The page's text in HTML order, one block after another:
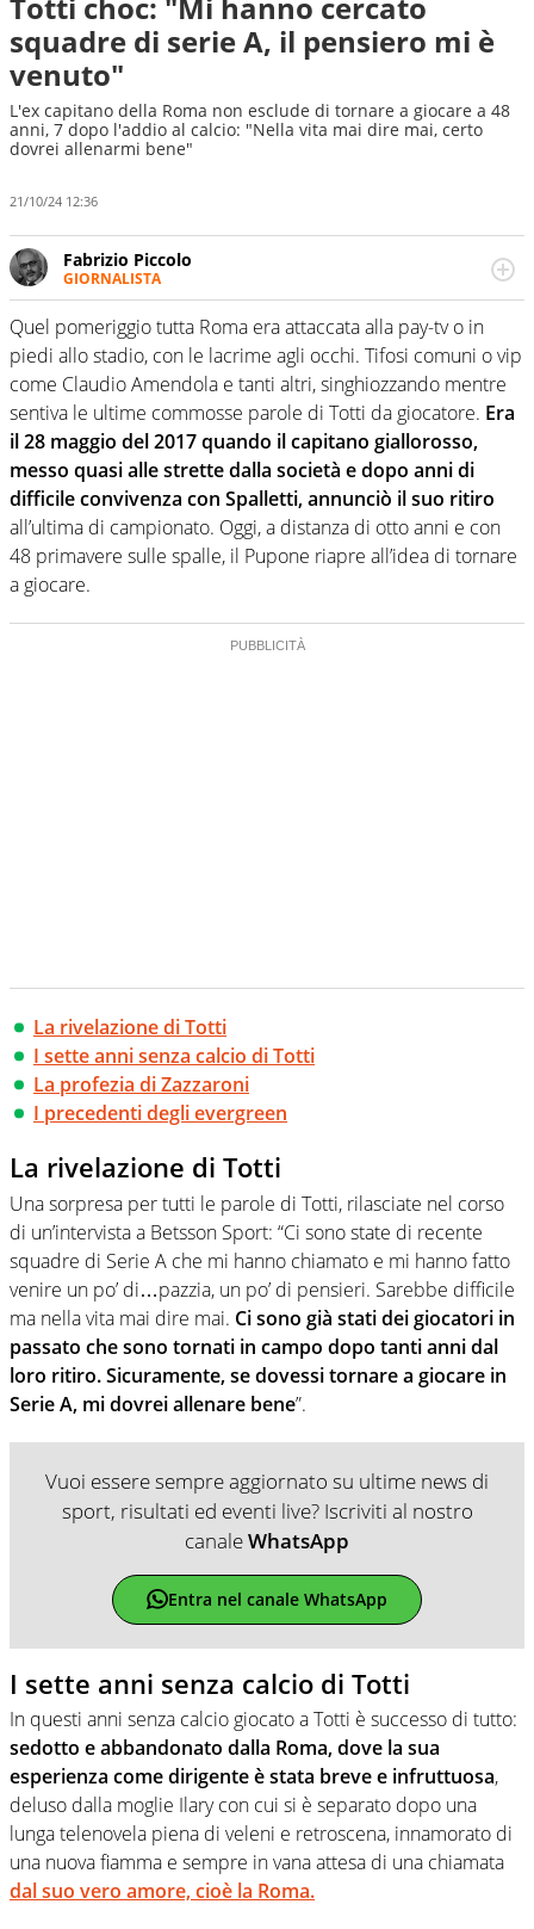
squadre di serie A, il pensiero mi è
venuto"
L'ex capitano della Roma non esclude di tornare a giocare a 48
anni, 7 dopo l'addio al calcio: "Nella vita mai dire mai, certo
dovrei allenarmi bene"
21/10/24 12:36
Fabrizio Piccolo
GIORNALISTA
Nella sua carriera ha seguito numerose manifestazioni
sportive e collaborato con agenzie e testate. Esperienza,
competenza, conoscenza e memoria storica. Si occupa
prevalentemente di calcio
Quel pomeriggio tutta Roma era attaccata alla pay-tv o in
piedi allo stadio, con le lacrime agli occhi. Tifosi comuni o vip
come Claudio Amendola e tanti altri, singhiozzando mentre
sentiva le ultime commosse parole di Totti da giocatore. Era
il 28 maggio del 2017 quando il capitano giallorosso,
messo quasi alle strette dalla società e dopo anni di
difficile convivenza con Spalletti, annunciò il suo ritiro
all’ultima di campionato. Oggi, a distanza di otto anni e con
48 primavere sulle spalle, il Pupone riapre all’idea di tornare
a giocare.
La rivelazione di Totti
I sette anni senza calcio di Totti
La profezia di Zazzaroni
I precedenti degli evergreen
La rivelazione di Totti
Una sorpresa per tutti le parole di Totti, rilasciate nel corso
di un’intervista a Betsson Sport: “Ci sono state di recente
squadre di Serie A che mi hanno chiamato e mi hanno fatto
venire un po’ di…pazzia, un po’ di pensieri. Sarebbe difficile
ma nella vita mai dire mai. Ci sono già stati dei giocatori in
passato che sono tornati in campo dopo tanti anni dal
loro ritiro. Sicuramente, se dovessi tornare a giocare in
Serie A, mi dovrei allenare bene”.
Vuoi essere sempre aggiornato su ultime news di
sport, risultati ed eventi live? Iscriviti al nostro
canaleWhatsApp
Entra nel canale WhatsApp
I sette anni senza calcio di Totti
In questi anni senza calcio giocato a Totti è successo di tutto:
sedotto e abbandonato dalla Roma, dove la sua
esperienza come dirigente è stata breve e infruttuosa,
deluso dalla moglie Ilary con cui si è separato dopo una
lunga telenovela piena di veleni e retroscena, innamorato di
una nuova fiamma e sempre in vana attesa di una chiamata
dal suo vero amore, cioè la Roma.